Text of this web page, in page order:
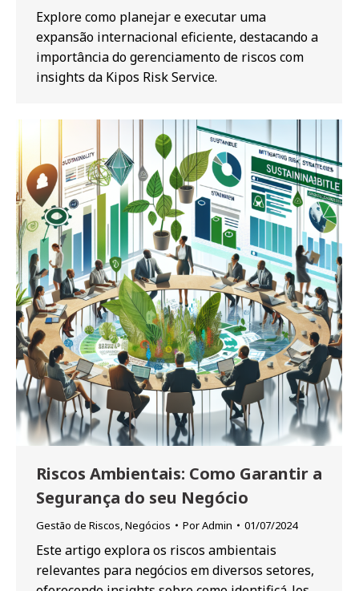
Explore como planejar e executar uma
expansão internacional eficiente, destacando a
importância do gerenciamento de riscos com
insights da Kipos Risk Service.
Riscos Ambientais: Como Garantir a
Segurança do seu Negócio
Gestão de Riscos,Negócios PorAdmin 01/07/2024
Este artigo explora os riscos ambientais
relevantes para negócios em diversos setores,